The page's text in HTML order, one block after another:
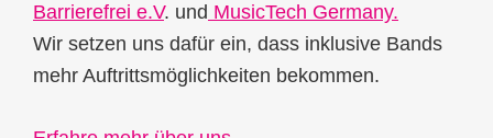
Barrierefrei e.V. und MusicTech Germany.
Wir setzen uns dafür ein, dass inklusive Bands
mehr Auftrittsmöglichkeiten bekommen.